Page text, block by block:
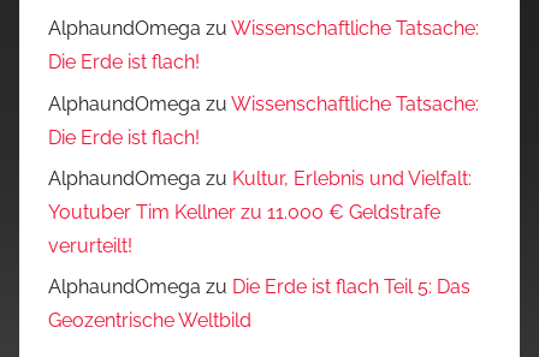
AlphaundOmega zu Wissenschaftliche Tatsache:
Die Erde ist flach!
AlphaundOmega zu Wissenschaftliche Tatsache:
Die Erde ist flach!
AlphaundOmega zu Kultur, Erlebnis und Vielfalt:
Youtuber Tim Kellner zu 11.000 € Geldstrafe
verurteilt!
AlphaundOmega zu Die Erde ist flach Teil 5: Das
Geozentrische Weltbild